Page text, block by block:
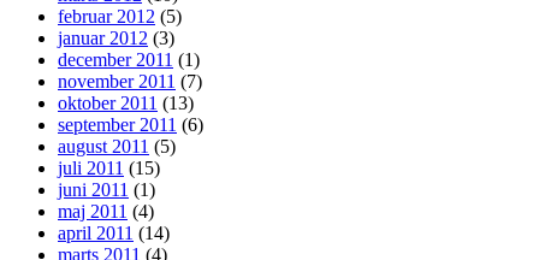
februar 2012 (5)
januar 2012 (3)
december 2011 (1)
november 2011 (7)
oktober 2011 (13)
september 2011 (6)
august 2011 (5)
juli 2011 (15)
juni 2011 (1)
maj 2011 (4)
april 2011 (14)
marts 2011 (4)